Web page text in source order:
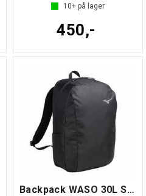
10+ på lager
450,-
Backpack WASO 30L Sort NS